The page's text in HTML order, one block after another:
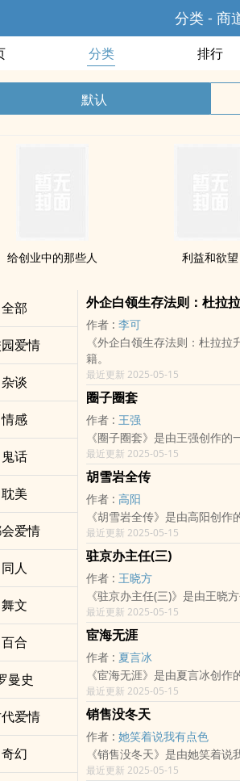
分类 - 商
分类 排行
默认
给创业中的那些人 利益和欲望
全部
爱情
杂谈
情感
鬼话
耽美
爱情
同人
舞文
百合
曼史
爱情
奇幻
外企白领生存法则：杜拉
作者 : 李可
《外企白领生存法则：杜拉
籍。
最近更新 2025-05-15
圈子圈套
作者 : 王强
《圈子圈套》是由王强创作的
最近更新 2025-05-15
胡雪岩全传
作者 : 高阳
《胡雪岩全传》是由高阳创作
最近更新 2025-05-15
驻京办主任(三)
作者 : 王晓方
《驻京办主任(三)》是由王晓
最近更新 2025-05-15
宦海无涯
作者 : 夏言冰
《宦海无涯》是由夏言冰创作
最近更新 2025-05-15
销售没冬天
作者 : 她笑着说我有点色
《销售没冬天》是由她笑着说
最近更新 2025-05-15